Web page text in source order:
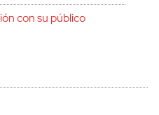
con su público